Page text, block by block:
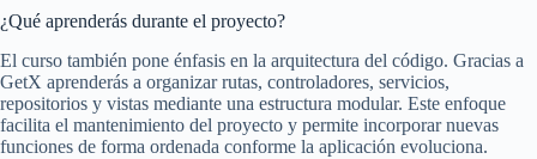
¿Qué aprenderás durante el proyecto?
El curso también pone énfasis en la arquitectura del código. Gracias a
GetX aprenderás a organizar rutas, controladores, servicios,
repositorios y vistas mediante una estructura modular. Este enfoque
facilita el mantenimiento del proyecto y permite incorporar nuevas
funciones de forma ordenada conforme la aplicación evoluciona.